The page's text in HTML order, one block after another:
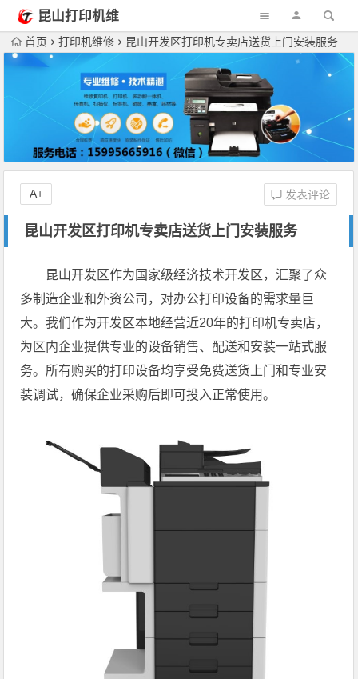
昆山打印机维
修首页 打印机维修 昆山开发区打印机专卖店送货上门安装服务
昆山开发区打印机专卖店送货上门安装服务
发表评论
A+
昆山开发区作为国家级经济技术开发区，汇聚了众
多制造企业和外资公司，对办公打印设备的需求量巨
大。我们作为开发区本地经营近20年的打印机专卖店，
为区内企业提供专业的设备销售、配送和安装一站式服
务。所有购买的打印设备均享受免费送货上门和专业安
装调试，确保企业采购后即可投入正常使用。